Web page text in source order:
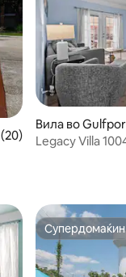
оцена: 4,8 од 5,
Вила во
Legacy Villa
Супердомаќин
Супердомаќин